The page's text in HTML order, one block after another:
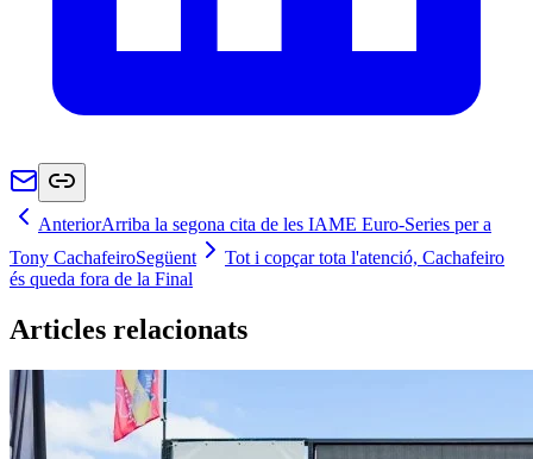
AnteriorArriba la segona cita de les IAME Euro-Series per a
Tony CachafeiroSegüent
Tot i copçar tota l'atenció, Cachafeiro
és queda fora de la Final
Articles relacionats